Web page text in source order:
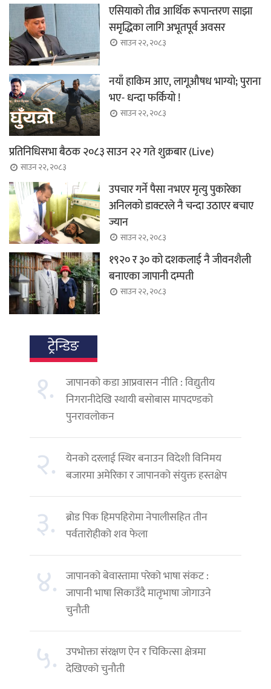
एसियाको तीव्र आर्थिक रूपान्तरण साझा
समृद्धिका लागि अभूतपूर्व अवसर
साउन २२, २०८३
नयाँ हाकिम आए, लागूऔषध भाग्यो; पुराना
भए- धन्दा फर्कियो !
साउन २२, २०८३
प्रतिनिधिसभा बैठक २०८३ साउन २२ गते शुक्रबार (Live)
साउन २२, २०८३
उपचार गर्ने पैसा नभएर मृत्यु पुकारेका
अनिलको डाक्टरले नै चन्दा उठाएर बचाए
ज्यान
साउन २२, २०८३
१९२० र ३० को दशकलाई नै जीवनशैली
बनाएका जापानी दम्पती
साउन २२, २०८३
ट्रेन्डिङ
१.
जापानको कडा आप्रवासन नीति : विद्युतीय
निगरानीदेखि स्थायी बसोबास मापदण्डको
पुनरावलोकन
२. येनको दरलाई स्थिर बनाउन विदेशी विनिमय
बजारमा अमेरिका र जापानको संयुक्त हस्तक्षेप
३.
ब्रोड पिक हिमपहिरोमा नेपालीसहित तीन
पर्वतारोहीको शव फेला
४. जापानको बेवास्तामा परेको भाषा संकट :
जापानी भाषा सिकाउँदै मातृभाषा जोगाउने
चुनौती
५. उपभोक्ता संरक्षण ऐन र चिकित्सा क्षेत्रमा
देखिएको चुनौती